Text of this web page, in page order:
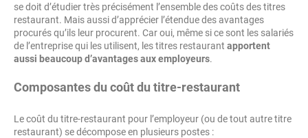
se doit d’étudier très précisément l’ensemble des coûts des titres
restaurant. Mais aussi d’apprécier l’étendue des avantages
procurés qu’ils leur procurent. Car oui, même si ce sont les salariés
de l’entreprise qui les utilisent, les titres restaurant apportent
aussi beaucoup d’avantages aux employeurs.
Composantes du coût du titre-restaurant
Le coût du titre-restaurant pour l’employeur (ou de tout autre titre
restaurant) se décompose en plusieurs postes :